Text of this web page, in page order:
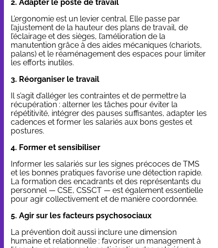
2. Adapter le poste de travail
L’ergonomie est un levier central. Elle passe par
l’ajustement de la hauteur des plans de travail, de
l’éclairage et des sièges, l’amélioration de la
manutention grâce à des aides mécaniques (chariots,
palans) et le réaménagement des espaces pour limiter
les efforts inutiles.
3. Réorganiser le travail
Il s’agit d’alléger les contraintes et de permettre la
récupération : alterner les tâches pour éviter la
répétitivité, intégrer des pauses suffisantes, adapter les
cadences et former les salariés aux bons gestes et
postures.
4. Former et sensibiliser
Informer les salariés sur les signes précoces de TMS
et les bonnes pratiques favorise une détection rapide.
La formation des encadrants et des représentants du
personnel — CSE, CSSCT — est également essentielle
pour agir collectivement et de manière coordonnée.
5. Agir sur lesfacteurs psychosociaux
La prévention doit aussi inclure une dimension
humaine et relationnelle : favoriser un management à